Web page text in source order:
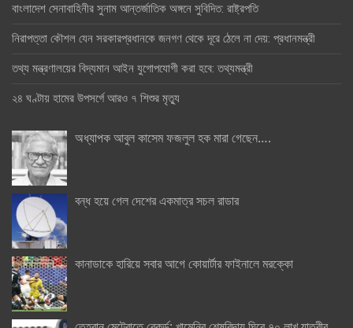
বাংলাদেশ সেনাবাহিনীর সুনাম আন্তর্জাতিক অঙ্গনে সুবিদিত: রাষ্ট্রপতি
নিরাপত্তা কৌশল যেন সরকারপ্রধানকে জনগণ থেকে দূরে ঠেলে না দেয়: প্রধানমন্ত্রী
তথ্য মন্ত্রণালয়ের বিদ্যমান আইন যুগোপযোগী করা হবে: তথ্যমন্ত্রী
২৪ ঘণ্টায় হামের উপসর্গে আরও ৭ শিশুর মৃত্যু
অধ্যাপক আবুল কাসেম ফজলুল হক মারা গেছেন….
বন্ধ হয়ে গেল দেশের একমাত্র সচল রাডার
কানাডাকে হারিয়ে সবার আগে কোয়ার্টার ফাইনালে মরক্কো